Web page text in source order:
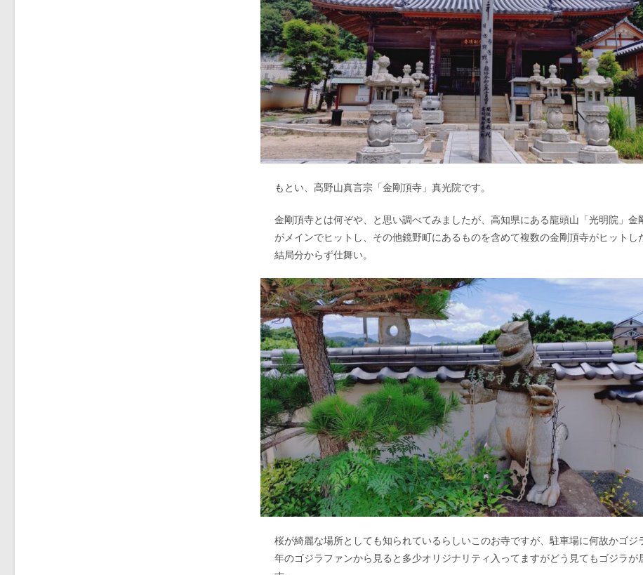
もとい、高野山真言宗「金剛頂寺」真光院です。
金剛頂寺とは何ぞや、と思い調べてみましたが、高知県にある龍頭山「光明院」金
がメインでヒットし、その他鏡野町にあるものを含めて複数の金剛頂寺がヒットし
結局分からず仕舞い。
桜が綺麗な場所としても知られているらしいこのお寺ですが、駐車場に何故かゴジ
年のゴジラファンから見ると多少オリジナリティ入ってますがどう見てもゴジラが